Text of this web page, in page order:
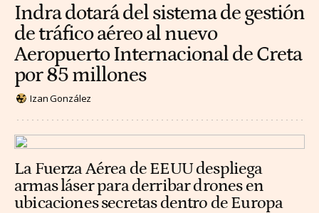
Indra dotará del sistema de gestión
de tráfico aéreo al nuevo
Aeropuerto Internacional de Creta
por 85 millones
Izan González
La Fuerza Aérea de EEUU despliega
armas láser para derribar drones en
ubicaciones secretas dentro de Europa